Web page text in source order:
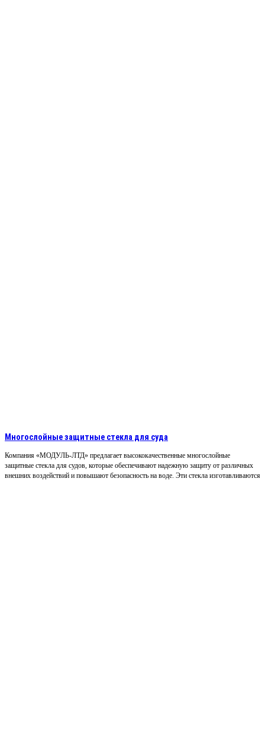
Многослойные защитные стекла для суда
Компания «МОДУЛЬ-ЛТД» предлагает высококачественные многослойные
защитные стекла для судов, которые обеспечивают надежную защиту от различных
внешних воздействий и повышают безопасность на воде. Эти стекла изготавливаются